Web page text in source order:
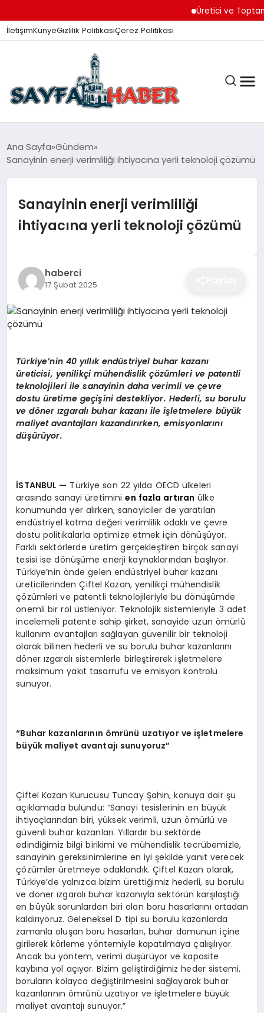
Üretici ve Toptancılar
İletişimKünyeGizlilik PolitikasıÇerez Politikası
ANA SAYFA
İZMIR HABERLERI
EĞITIM
EKONOMI
SAĞLIK
SPOR
DIĞER
Ana Sayfa Gündem
Sanayinin enerji verimliliği ihtiyacına yerli teknoloji çözümü
Sanayinin enerji verimliliği
ihtiyacına yerli teknoloji çözümü
haberci
17 Şubat 2025
Türkiye’nin 40 yıllık endüstriyel buhar kazanı
üreticisi, yenilikçi mühendislik çözümleri ve patentli
teknolojileri ile sanayinin daha verimli ve çevre
dostu üretime geçişini destekliyor. Hederli, su borulu
ve döner ızgaralı buhar kazanı ile işletmelere büyük
maliyet avantajları kazandırırken, emisyonlarını
düşürüyor.
İSTANBUL — Türkiye son 22 yılda OECD ülkeleri
arasında sanayi üretiminien fazla artıran ülke
konumunda yer alırken, sanayiciler de yaratılan
endüstriyel katma değeri verimlilik odaklı ve çevre
dostu politikalarla optimize etmek için dönüşüyor.
Farklı sektörlerde üretim gerçekleştiren birçok sanayi
tesisi ise dönüşüme enerji kaynaklarından başlıyor.
Türkiye’nin önde gelen endüstriyel buhar kazanı
üreticilerinden Çiftel Kazan, yenilikçi mühendislik
çözümleri ve patentli teknolojileriyle bu dönüşümde
önemli bir rol üstleniyor. Teknolojik sistemleriyle 3 adet
incelemeli patente sahip şirket, sanayide uzun ömürlü
kullanım avantajları sağlayan güvenilir bir teknoloji
olarak bilinen hederli ve su borulu buhar kazanlarını
döner ızgaralı sistemlerle birleştirerek işletmelere
maksimum yakıt tasarrufu ve emisyon kontrolü
sunuyor.
“Buhar kazanlarının ömrünü uzatıyor ve işletmelere
büyük maliyet avantajı sunuyoruz”
Çiftel Kazan Kurucusu Tuncay Şahin, konuya dair şu
açıklamada bulundu: “Sanayi tesislerinin en büyük
ihtiyaçlarından biri, yüksek verimli, uzun ömürlü ve
güvenli buhar kazanları. Yıllardır bu sektörde
edindiğimiz bilgi birikimi ve mühendislik tecrübemizle,
sanayinin gereksinimlerine en iyi şekilde yanıt verecek
çözümler üretmeye odaklandık. Çiftel Kazan olarak,
Türkiye’de yalnızca bizim ürettiğimiz hederli, su borulu
ve döner ızgaralı buhar kazanıyla sektörün karşılaştığı
en büyük sorunlardan biri olan boru hasarlarını ortadan
kaldırıyoruz. Geleneksel D tipi su borulu kazanlarda
zamanla oluşan boru hasarları, buhar domunun içine
girilerek körleme yöntemiyle kapatılmaya çalışılıyor.
Ancak bu yöntem, verimi düşürüyor ve kapasite
kaybına yol açıyor. Bizim geliştirdiğimiz heder sistemi,
boruların kolayca değiştirilmesini sağlayarak buhar
kazanlarının ömrünü uzatıyor ve işletmelere büyük
maliyet avantajı sunuyor.”